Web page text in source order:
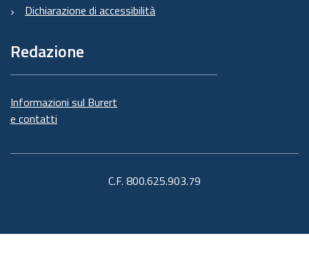
Dichiarazione di accessibilità
Redazione
Informazioni sul Burert
e contatti
C.F. 800.625.903.79